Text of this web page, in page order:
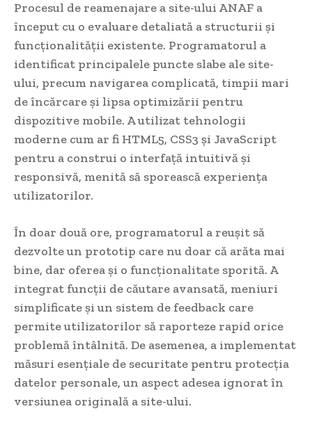
Procesul de reamenajare a site-ului ANAF a
început cu o evaluare detaliată a structurii și
funcționalității existente. Programatorul a
identificat principalele puncte slabe ale site-
ului, precum navigarea complicată, timpii mari
de încărcare și lipsa optimizării pentru
dispozitive mobile. A utilizat tehnologii
moderne cum ar fi HTML5, CSS3 și JavaScript
pentru a construi o interfață intuitivă și
responsivă, menită să sporească experiența
utilizatorilor.
În doar două ore, programatorul a reușit să
dezvolte un prototip care nu doar că arăta mai
bine, dar oferea și o funcționalitate sporită. A
integrat funcții de căutare avansată, meniuri
simplificate și un sistem de feedback care
permite utilizatorilor să raporteze rapid orice
problemă întâlnită. De asemenea, a implementat
măsuri esențiale de securitate pentru protecția
datelor personale, un aspect adesea ignorat în
versiunea originală a site-ului.